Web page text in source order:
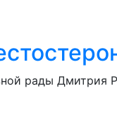
рады Дмитрия